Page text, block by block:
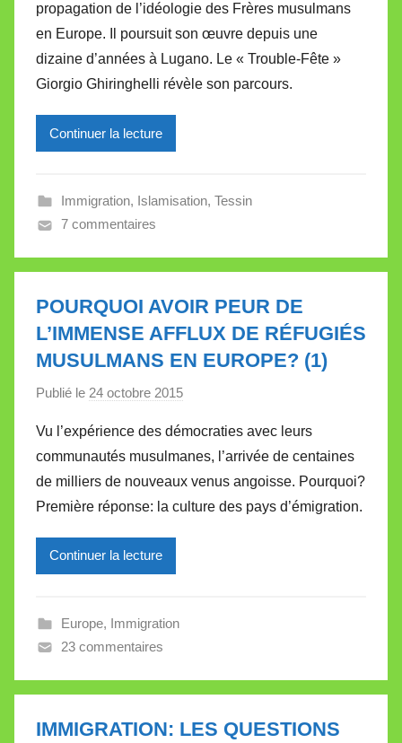
M
r
e
V
l
t
t
e
propagation de l’idéologie des Frères musulmans
en Europe. Il poursuit son œuvre depuis une
dizaine d’années à Lugano. Le « Trouble-Fête »
Giorgio Ghiringhelli révèle son parcours.
Continuer la lecture
Immigration, Islamisation, Tessin
7 commentaires
POURQUOI AVOIR PEUR DE
L’IMMENSE AFFLUX DE RÉFUGIÉS
MUSULMANS EN EUROPE? (1)
Publié le 24 octobre 2015
r
M
i
r
l
l
Vu l’expérience des démocraties avec leurs
communautés musulmanes, l’arrivée de centaines
de milliers de nouveaux venus angoisse. Pourquoi?
Première réponse: la culture des pays d’émigration.
Continuer la lecture
Europe, Immigration
23 commentaires
IMMIGRATION: LES QUESTIONS